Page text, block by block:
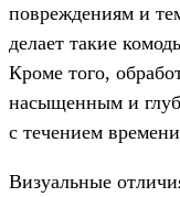
повреждениям и
делает такие
Кроме того,
насыщенным и
с течением
Визуальные